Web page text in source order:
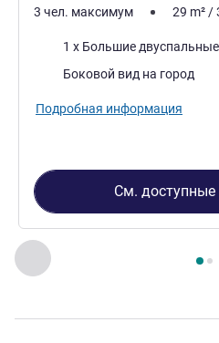
Назад - Номер
Страница , Номер 1 :
3 чел. максимум 29 m²/
Постель1 x Большие
Виды:Боковой вид на город
Подробная информация
См. доступные